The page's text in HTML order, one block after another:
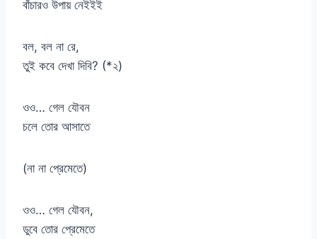
বাঁচারও উপায় নেইইই
বল, বল না রে,
তুই কবে দেখা দিবি? (*২)
ওও… গেল যৌবন
চলে তোর আসাতে
(না না প্রেমেতে)
ওও… গেল যৌবন,
ডুবে তোর প্রেমেতে